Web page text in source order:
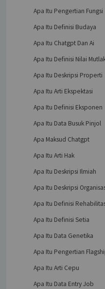
Apa Itu Pengertian Fungsi
Apa Itu Definisi Budaya
Apa Itu Chatgpt Dan Ai
Apa Itu Definisi Nilai
Apa Itu Deskripsi Properti
Apa Itu Arti Ekspektasi
Apa Itu Definisi Eksponen
Apa Itu Data Busuk Pinjol
Apa Maksud Chatgpt
Apa Itu Arti Hak
Apa Itu Deskripsi Ilmiah
Apa Itu Deskripsi
Apa Itu Definisi
Apa Itu Definisi Setia
Apa Itu Data Genetika
Apa Itu Pengertian
Apa Itu Arti Cepu
Apa Itu Data Entry Job